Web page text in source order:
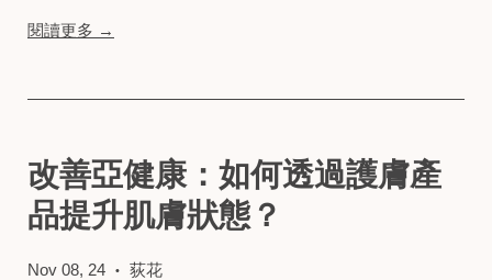
閱讀更多 →
改善亞健康：如何透過護膚產
品提升肌膚狀態？
Nov 08, 24 • 荻花